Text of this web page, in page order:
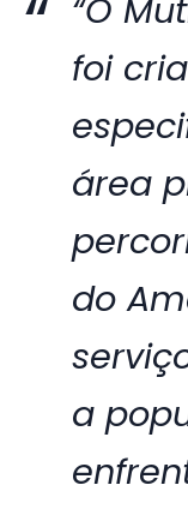
“O
foi
área
do
a